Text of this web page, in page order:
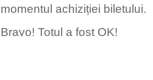
momentul achiziției biletului.
Bravo! Totul a fost OK!